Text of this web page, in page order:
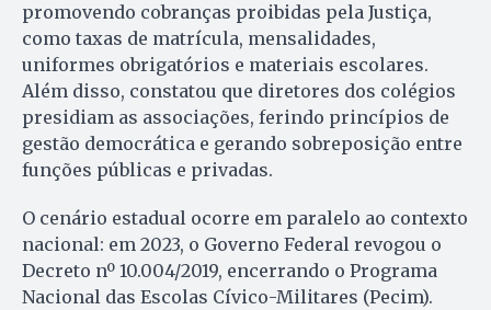
promovendo cobranças proibidas pela Justiça,
como taxas de matrícula, mensalidades,
uniformes obrigatórios e materiais escolares.
Além disso, constatou que diretores dos colégios
presidiam as associações, ferindo princípios de
gestão democrática e gerando sobreposição entre
funções públicas e privadas.
O cenário estadual ocorre em paralelo ao contexto
nacional: em 2023, o Governo Federal revogou o
Decreto nº 10.004/2019, encerrando o Programa
Nacional das Escolas Cívico-Militares (Pecim).